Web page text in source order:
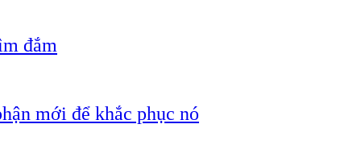
đắm
mới để khắc phục nó